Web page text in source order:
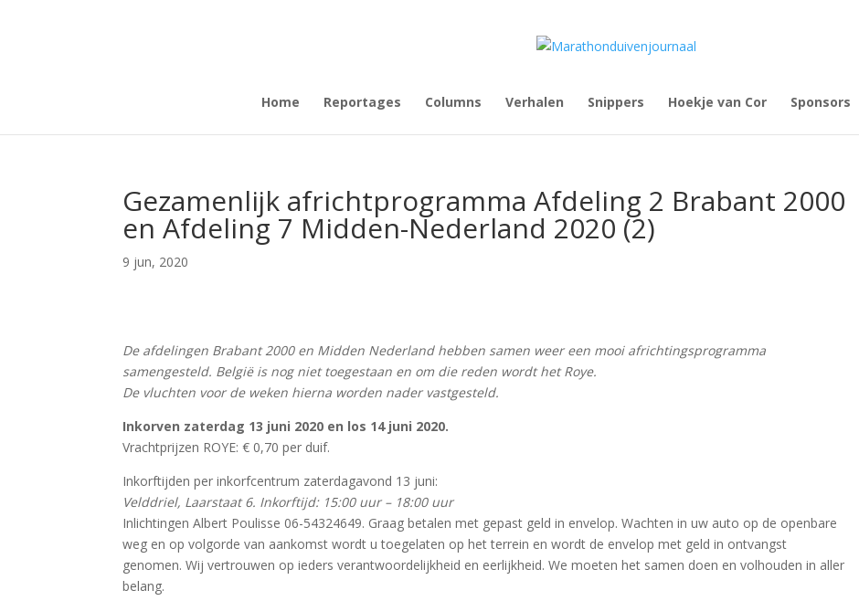
Home Reportages Columns Verhalen Snippers Hoekje van Cor Sponsors
Gezamenlijk africhtprogramma Afdeling 2 Brabant 2000
en Afdeling 7 Midden-Nederland 2020 (2)
9 jun, 2020
De afdelingen Brabant 2000 en Midden Nederland hebben samen weer een mooi africhtingsprogramma
samengesteld. België is nog niet toegestaan en om die reden wordt het Roye.
De vluchten voor de weken hierna worden nader vastgesteld.
Inkorven zaterdag 13 juni 2020 en los 14 juni 2020.
Vrachtprijzen ROYE: € 0,70 per duif.
Inkorftijden per inkorfcentrum zaterdagavond 13 juni:
Velddriel, Laarstaat 6. Inkorftijd: 15:00 uur – 18:00 uur
Inlichtingen Albert Poulisse 06-54324649. Graag betalen met gepast geld in envelop. Wachten in uw auto op de openbare
weg en op volgorde van aankomst wordt u toegelaten op het terrein en wordt de envelop met geld in ontvangst
genomen. Wij vertrouwen op ieders verantwoordelijkheid en eerlijkheid. We moeten het samen doen en volhouden in aller
belang.